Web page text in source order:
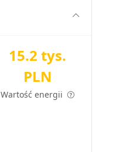
15.2 tys.
PLN
Wartość energii